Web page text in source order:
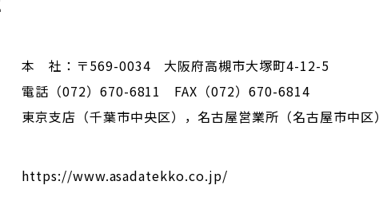
本 社：〒569-0034 大阪府高槻市大塚町4-12-5
電話（072）670-6811 FAX（072）670-6814
東京支店（千葉市中央区），名古屋営業所（名古屋市中区）
https://www.asadatekko.co.jp/